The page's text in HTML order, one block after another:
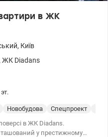
в ЖК
, Київ
ЖК Diadans
Новобудова Спецпроект
в ЖК Diadans.
у престижному